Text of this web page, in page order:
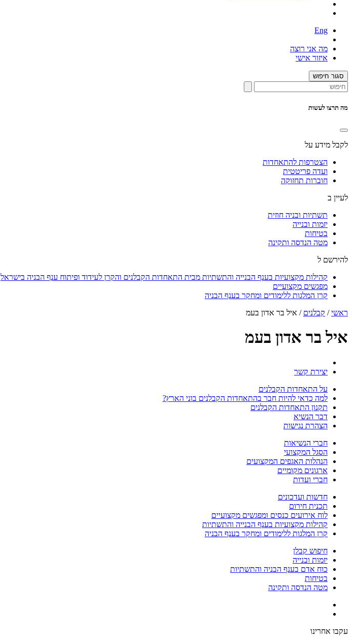
Eng
מה אני רוצה
איזור אישי
סגור חיפוש
מה תרצו לעשות
לקבל מידע על
הצטרפות להתאחדות
ועדה פריטטית
חוברות תחזוקה
לעיין ב
תשתיות ובניה חוזית
יזמות ובנייה
בטיחות
מטה הנדסה ותקינה
להירשם ל
קהילות מקצועיות בענף הבנייה והתשתיות מבית התאחדות הקבלנים והקרן לעידוד ופיתוח ענף הבניה בישראל
מפגשים מקצועיים
קרן המלגות ללימודים ומחקר בענף הבניה
ראשי/ קבלנים / איל בר אדון בעמ
איל בר אדון בעמ
יצירת קשר
על התאחדות הקבלנים
למה כדאי להיות חבר בהתאחדות הקבלנים בוני הארץ?
תקנון התאחדות הקבלנים
דבר הנשיא
הצהרת נגישות
חברי הנשיאות
הסגל המקצועי
הנהלות האגפים המקצועים
ארגונים מקומיים
חברי ועדות
חדשות ועדכונים
תכנית חירום
לוח אירועים כנסים ומפגשים מקצועיים
קהילות מקצועיות בענף הבנייה והתשתיות
קרן המלגות ללימודים ומחקר בענף הבניה
חיפוש קבלן
יזמות ובנייה
כוח אדם בענף הבניה והתשתיות
בטיחות
מטה הנדסה ותקינה
עקבו אחרינו